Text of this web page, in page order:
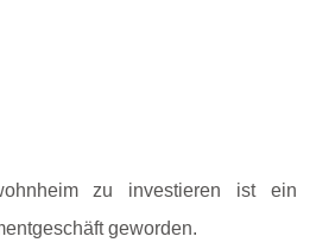
zu investieren ist ein
geworden.